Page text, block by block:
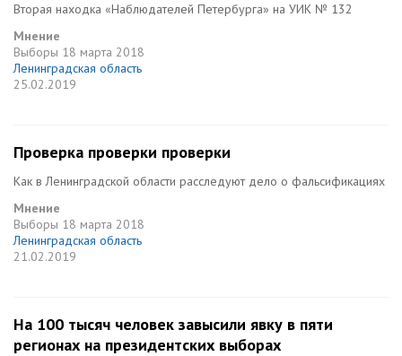
Вторая находка «Наблюдателей Петербурга» на УИК № 132
Мнение
Выборы 18 марта 2018
Ленинградская область
25.02.2019
Проверка проверки проверки
Как в Ленинградской области расследуют дело о фальсификациях
Мнение
Выборы 18 марта 2018
Ленинградская область
21.02.2019
На 100 тысяч человек завысили явку в пяти
регионах на президентских выборах